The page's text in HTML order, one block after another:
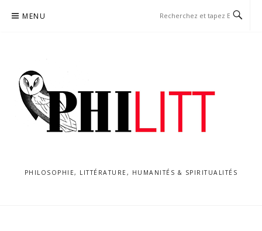
MENU
PHILOSOPHIE, LITTÉRATURE, HUMANITÉS & SPIRITUALITÉS